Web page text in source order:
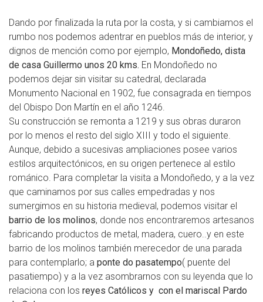
Dando por finalizada la ruta por la costa, y si cambiamos el
rumbo nos podemos adentrar en pueblos más de interior, y
dignos de mención como por ejemplo, Mondoñedo, dista
de casa Guillermo unos 20 kms. En Mondoñedo no
podemos dejar sin visitar su catedral, declarada
Monumento Nacional en 1902, fue consagrada en tiempos
del Obispo Don Martín en el año 1246.
Su construcción se remonta a 1219 y sus obras duraron
por lo menos el resto del siglo XIII y todo el siguiente.
Aunque, debido a sucesivas ampliaciones posee varios
estilos arquitectónicos, en su origen pertenece al estilo
románico. Para completar la visita a Mondoñedo, y a la vez
que caminamos por sus calles empedradas y nos
sumergimos en su historia medieval, podemos visitar el
barrio de los molinos, donde nos encontraremos artesanos
fabricando productos de metal, madera, cuero..y en este
barrio de los molinos también merecedor de una parada
para contemplarlo; a ponte do pasatempo( puente del
pasatiempo) y a la vez asombrarnos con su leyenda que lo
relaciona con los reyes Católicos y con el mariscal Pardo